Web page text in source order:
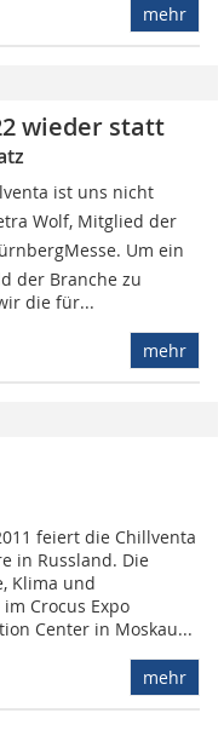
mehr
wieder statt
ist uns nicht
Wolf, Mitglied der
Um ein
der Branche zu
die für...
mehr
feiert die Chillventa
in Russland. Die
Klima und
Crocus Expo
Center in Moskau...
mehr